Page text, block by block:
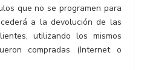
que no se programen para
a la devolución de las
utilizando los mismos
compradas (Internet o